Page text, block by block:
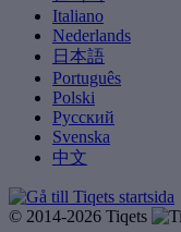
Italiano
Nederlands
日本語
Português
Polski
Русский
Svenska
中文
© 2014-2026 Tiqets